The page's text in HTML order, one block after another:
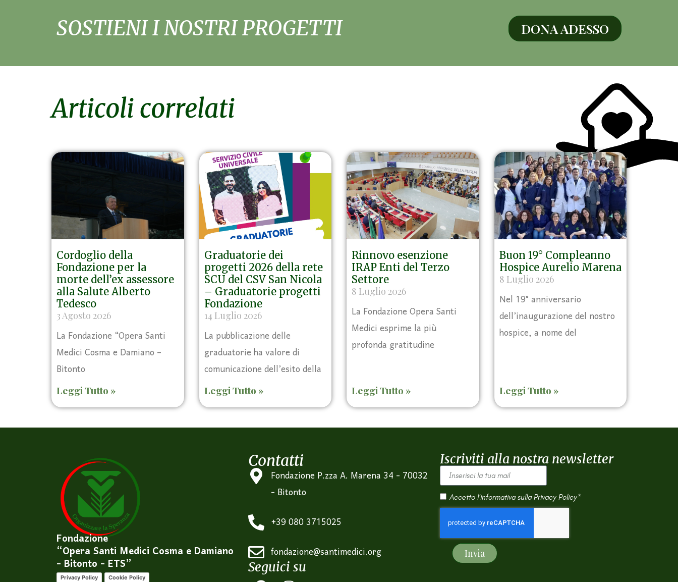
SOSTIENI I NOSTRI PROGETTI DONA ADESSO
Articoli correlati
Cordoglio della
Fondazione per la
morte dell’ex assessore
alla Salute Alberto
Tedesco
3 Agosto 2026
La Fondazione “Opera Santi
Medici Cosma e Damiano –
Bitonto
Leggi Tutto »
Graduatorie dei
progetti 2026 della rete
SCU del CSV San Nicola
– Graduatorie progetti
Fondazione
14 Luglio 2026
La pubblicazione delle
graduatorie ha valore di
comunicazione dell’esito della
Leggi Tutto »
Rinnovo esenzione
IRAP Enti del Terzo
Settore
8 Luglio 2026
La Fondazione Opera Santi
Medici esprime la più
profonda gratitudine
Leggi Tutto »
Buon 19° Compleanno
Hospice Aurelio Marena
8 Luglio 2026
Nel 19° anniversario
dell’inaugurazione del nostro
hospice, a nome del
Leggi Tutto »
Fondazione
“Opera Santi Medici Cosma e Damiano
- Bitonto - ETS”
Privacy Policy Cookie Policy
Contatti
Fondazione P.zza A. Marena 34 - 70032
- Bitonto
+39 080 3715025
fondazione@santimedici.org
Seguici su
Iscriviti alla nostra newsletter
Accetto l'informativa sulla Privacy Policy*
Invia